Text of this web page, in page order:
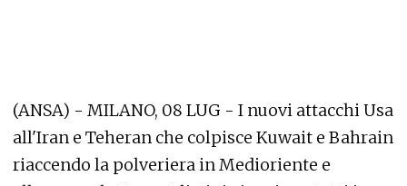
(ANSA) - MILANO, 08 LUG - I nuovi attacchi Usa
all'Iran e Teheran che colpisce Kuwait e Bahrain
riaccendo la polveriera in Medioriente e